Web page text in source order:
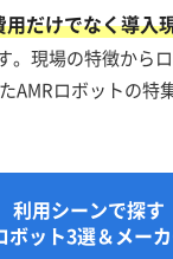
用だけでなく導入
。現場の特徴から
AMRロボットの特
利用シーンで探す
ボット3選＆メー